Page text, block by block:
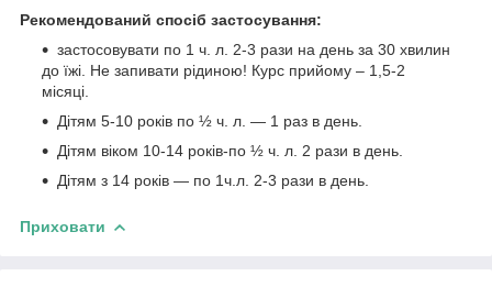
Рекомендований спосіб застосування:
застосовувати по 1 ч. л. 2-3 рази на день за 30 хвилин
до їжі. Не запивати рідиною! Курс прийому – 1,5-2
місяці.
Дітям 5-10 років по ½ ч. л. — 1 раз в день.
Дітям віком 10-14 років-по ½ ч. л. 2 рази в день.
Дітям з 14 років — по 1ч.л. 2-3 рази в день.
Приховати